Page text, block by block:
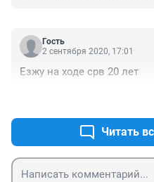
Гость
2 сентября 2020, 17:01
Езжу на ходе срв 20 лет
Читать